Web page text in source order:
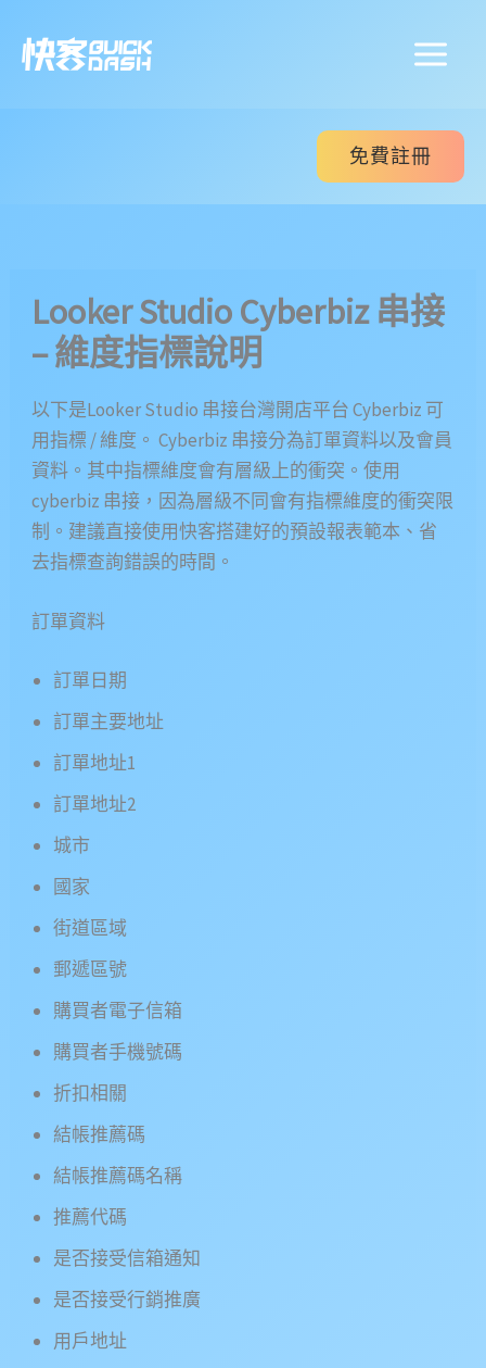
免費註冊
Looker Studio Cyberbiz 串接
– 維度指標說明
以下是Looker Studio 串接台灣開店平台 Cyberbiz 可
用指標 / 維度。 Cyberbiz 串接分為訂單資料以及會員
資料。其中指標維度會有層級上的衝突。使用
cyberbiz 串接，因為層級不同會有指標維度的衝突限
制。建議直接使用快客搭建好的預設報表範本、省
去指標查詢錯誤的時間。
訂單資料
訂單日期
訂單主要地址
訂單地址1
訂單地址2
城市
國家
街道區域
郵遞區號
購買者電子信箱
購買者手機號碼
折扣相關
結帳推薦碼
結帳推薦碼名稱
推薦代碼
是否接受信箱通知
是否接受行銷推廣
用戶地址